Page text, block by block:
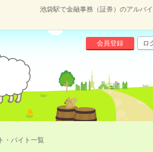
池袋駅で金融事務（証券）のアルバ
会員登録 ロ
・バイト一覧